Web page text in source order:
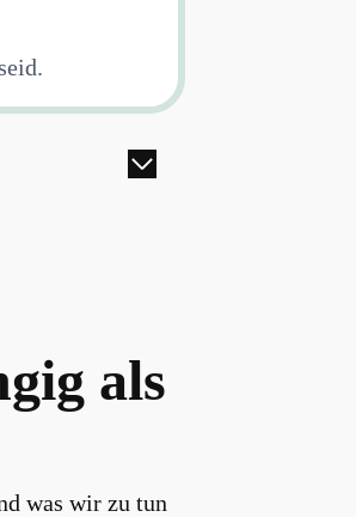
als
was wir zu tun